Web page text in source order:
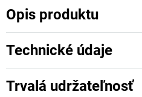
Opis produktu
Technické údaje
Trvalá udržateľnosť